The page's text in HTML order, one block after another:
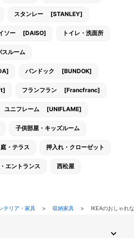
スタンレー [STANLEY]
ソー [DAISO] トイレ・洗面所
スルーム
バンドック [BUNDOK]
フランフラン [Francfranc]
ユニフレーム [UNIFLAME]
子供部屋・キッズルーム
庭・テラス 押入れ・クローゼット
エントランス 西松屋
テリア・家具> 収納家具> IKEAのおしゃ